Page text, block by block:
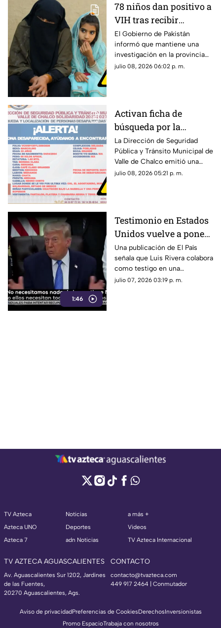
de redes sociales.
78 niños dan positivo a
VIH tras recibir
atención médica en
centro médico de
Pakistán
El Gobierno de Pakistán
informó que mantiene una
investigación en la provincia
de Sindh luego de confirmarse
público ubicado en la ciudad
de Karachi.
julio 08, 2026 06:02 p. m.
Activan ficha de
búsqueda por la
desaparición de Pablo
Arath Villalva
Velázquez en Valle de
Chalco
La Dirección de Seguridad
Pública y Tránsito Municipal de
Valle de Chalco emitió una
ficha de búsqueda para
colonia El Agostadero
julio 08, 2026 05:21 p. m.
1:46
Testimonio en Estados
Unidos vuelve a poner
el foco en el caso del
huachicol fiscal
Una publicación de El País
señala que Luis Rivera colabora
como testigo en una
investigación sobre presunto
julio 07, 2026 03:19 p. m.
TV Azteca
Azteca UNO
Azteca 7
Noticias
Deportes
adn Noticias
a más +
Videos
TV Azteca Internacional
TV AZTECA AGUASCALIENTES
Av. Aguascalientes Sur 1202, Jardines
de las Fuentes,
20270 Aguascalientes, Ags.
CONTACTO
contacto@tvazteca.com
449 917 2464 | Conmutador
Aviso de privacidadPreferencias de CookiesDerechosInversionistas
Promo EspacioTrabaja con nosotros